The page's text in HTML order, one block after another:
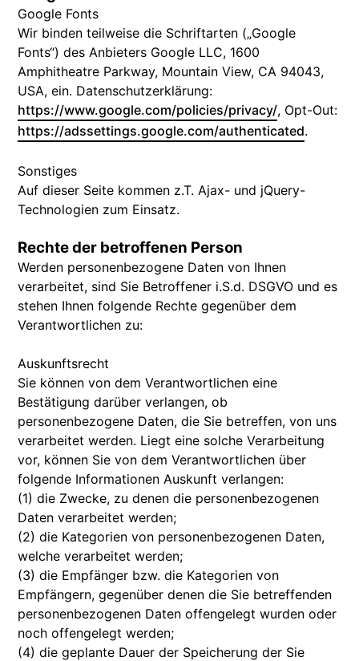
Google Fonts
Wir binden teilweise die Schriftarten („Google
Fonts“) des Anbieters Google LLC, 1600
Amphitheatre Parkway, Mountain View, CA 94043,
USA, ein. Datenschutzerklärung:
https://www.google.com/policies/privacy/, Opt-Out:
https://adssettings.google.com/authenticated.
Sonstiges
Auf dieser Seite kommen z.T. Ajax- und jQuery-
Technologien zum Einsatz.
Rechte der betroffenen Person
Werden personenbezogene Daten von Ihnen
verarbeitet, sind Sie Betroffener i.S.d. DSGVO und es
stehen Ihnen folgende Rechte gegenüber dem
Verantwortlichen zu:
Auskunftsrecht
Sie können von dem Verantwortlichen eine
Bestätigung darüber verlangen, ob
personenbezogene Daten, die Sie betreffen, von uns
verarbeitet werden. Liegt eine solche Verarbeitung
vor, können Sie von dem Verantwortlichen über
folgende Informationen Auskunft verlangen:
(1) die Zwecke, zu denen die personenbezogenen
Daten verarbeitet werden;
(2) die Kategorien von personenbezogenen Daten,
welche verarbeitet werden;
(3) die Empfänger bzw. die Kategorien von
Empfängern, gegenüber denen die Sie betreffenden
personenbezogenen Daten offengelegt wurden oder
noch offengelegt werden;
(4) die geplante Dauer der Speicherung der Sie